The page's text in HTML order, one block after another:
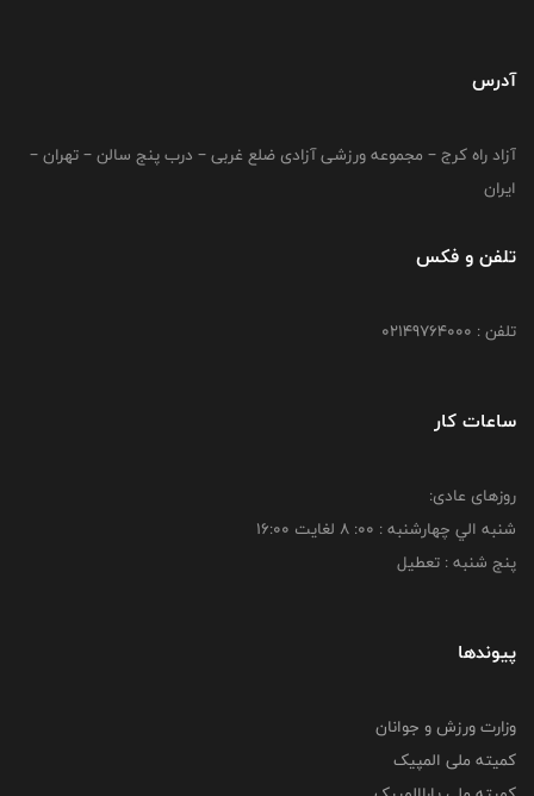
آدرس
آزاد راه کرج – مجموعه ورزشی آزادی ضلع غربی – درب پنج سالن – تهران –
ایران
تلفن و فکس
تلفن : 02149764000
ساعات کار
روزهای عادی:
شنبه الي چهارشنبه : 00: 8 لغايت 16:00
پنج شنبه : تعطیل
پیوندها
وزارت ورزش و جوانان
کمیته ملی المپیک